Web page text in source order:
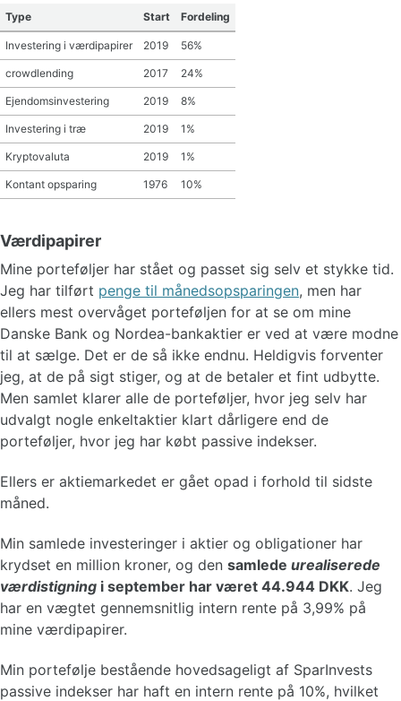
Type Start Fordeling
Investering i værdipapirer 2019 56%
crowdlending 2017 24%
Ejendomsinvestering 2019 8%
Investering i træ 2019 1%
Kryptovaluta 2019 1%
Kontant opsparing 1976 10%
Værdipapirer
Mine porteføljer har stået og passet sig selv et stykke tid.
Jeg har tilført penge til månedsopsparingen, men har
ellers mest overvåget porteføljen for at se om mine
Danske Bank og Nordea-bankaktier er ved at være modne
til at sælge. Det er de så ikke endnu. Heldigvis forventer
jeg, at de på sigt stiger, og at de betaler et fint udbytte.
Men samlet klarer alle de porteføljer, hvor jeg selv har
udvalgt nogle enkeltaktier klart dårligere end de
porteføljer, hvor jeg har købt passive indekser.
Ellers er aktiemarkedet er gået opad i forhold til sidste
måned.
Min samlede investeringer i aktier og obligationer har
krydset en million kroner, og den samlede urealiserede
værdistigning i september har været 44.944 DKK. Jeg
har en vægtet gennemsnitlig intern rente på 3,99% på
mine værdipapirer.
Min portefølje bestående hovedsageligt af SparInvests
passive indekser har haft en intern rente på 10%, hvilket